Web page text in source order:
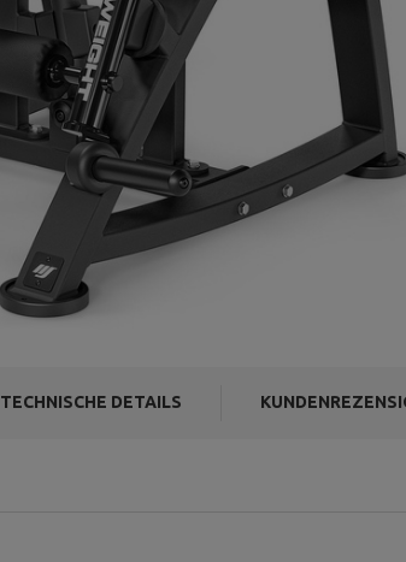
TECHNISCHE DETAILS